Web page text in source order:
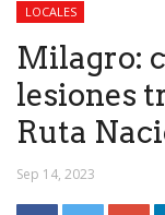
LOCALES
Milagro:
lesiones
Ruta
Sep 14, 2023